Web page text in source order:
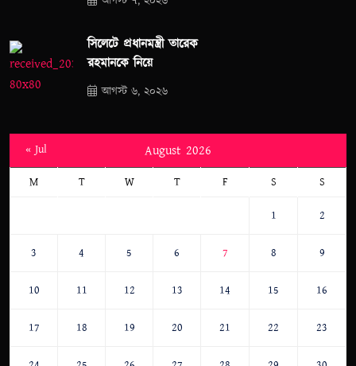
সিলেটে প্রধানমন্ত্রী তারেক
রহমানকে নিয়ে
আগস্ট ৬, ২০২৬
August 2026
M T W T F S S
1 2
3 4 5 6 7 8 9
10 11 12 13 14 15 16
17 18 19 20 21 22 23
« Jul